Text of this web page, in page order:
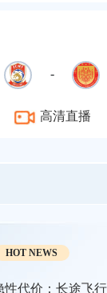
-
高清直播
HOT NEWS